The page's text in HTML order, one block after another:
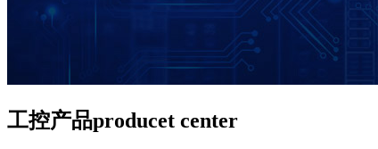
工控产品producet center